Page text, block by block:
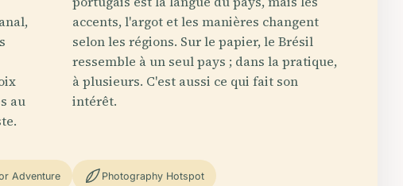
au
accents, l'argot et les manières changent
selon les régions. Sur le papier, le Brésil
ressemble à un seul pays ; dans la pratique,
à plusieurs. C'est aussi ce qui fait son
intérêt.
Adventure Photography Hotspot